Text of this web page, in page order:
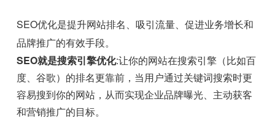
SEO优化是提升网站排名、吸引流量、促进业务增长和
品牌推广的有效手段。
SEO就是搜索引擎优化:让你的网站在搜索引擎（比如百
度、谷歌）的排名更靠前，当用户通过关键词搜索时更
容易搜到你的网站，从而实现企业品牌曝光、主动获客
和营销推广的目标。